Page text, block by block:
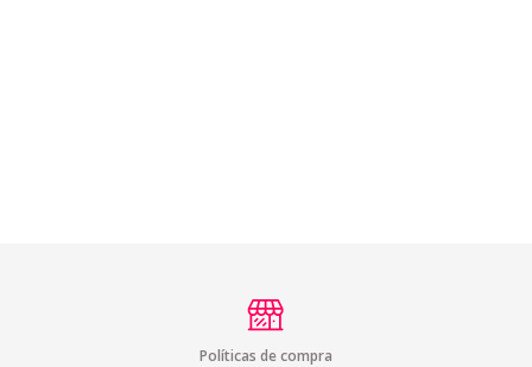
Políticas de compra